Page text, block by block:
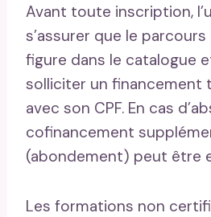
Avant toute inscription,
s’assurer que le
figure dans le catalogue
solliciter un financement
avec son CPF. En cas
cofinancement
(abondement) peut être
Les formations non